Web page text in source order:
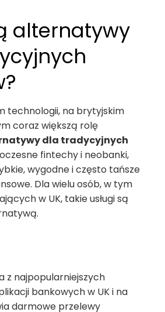
alternatywy
technologii, na brytyjskim
coraz większą rolę
dla tradycyjnych
fintechy i neobanki,
wygodne i często tańsze
Dla wielu osób, w tym
w UK, takie usługi są
z najpopularniejszych
bankowych w UK i na
darmowe przelewy